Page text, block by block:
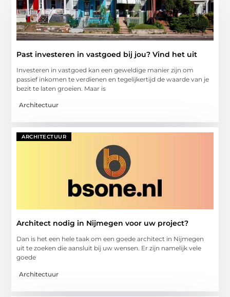
Past investeren in vastgoed bij jou? Vind het uit
Investeren in vastgoed kan een geweldige manier zijn om
passief inkomen te verdienen en tegelijkertijd de waarde van je
bezit te laten groeien. Maar is
Architectuur
ARCHITECTUUR
Architect nodig in Nijmegen voor uw project?
Dan is het een hele taak om een goede architect in Nijmegen
uit te zoeken die aansluit bij uw wensen. Er zijn namelijk vele
goede
Architectuur